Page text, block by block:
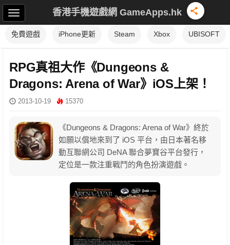
香港手機遊戲網 GameApps.hk
免費遊戲 iPhone更新 Steam Xbox UBISOFT
RPG真祖大作《Dungeons &
Dragons: Arena of War》iOS上架！
2013-10-19 15370
《Dungeons & Dragons: Arena of War》終於
如願以償地來到了 iOS 平台，由日本著名移
動互聯網公司 DeNA 聯合夢寶谷平台發行，
定位是一款注重戰鬥的角色扮演遊戲。